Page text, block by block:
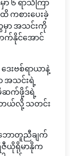
၆ ရာသီကြာ
ကစားပေးခဲ့
မှာ အသင်းကို
က်နိုင်အောင်
းဗစ်ရာယာနဲ့
အသင်းရဲ့
ဆက်ဖို့ဒ်ရဲ့
စ်တယ်လို့ သတင်း
ောတူညီချက်
ဇီယိုရိုမာနိုက